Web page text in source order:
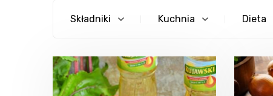
Składniki Kuchnia Dieta